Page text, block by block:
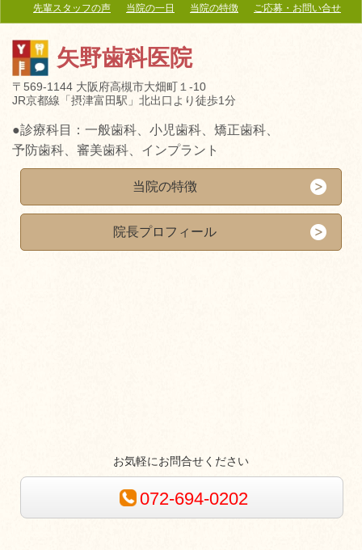
先輩スタッフの声
当院の一日 当院の特徴 ご応募・お問い合せ
矢野歯科医院
〒569-1144 大阪府高槻市大畑町１-10
JR京都線「摂津富田駅」北出口より徒歩1分
●診療科目：一般歯科、小児歯科、矯正歯科、
予防歯科、審美歯科、インプラント
当院の特徴
院長プロフィール
お気軽にお問合せください
072-694-0202